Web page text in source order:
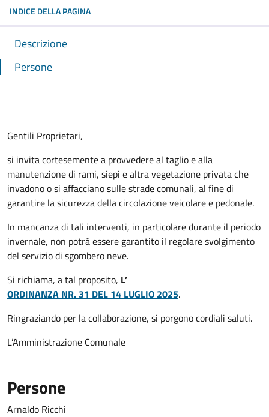
INDICE DELLA PAGINA
Descrizione
Persone
Gentili Proprietari,
si invita cortesemente a provvedere al taglio e alla
manutenzione di rami, siepi e altra vegetazione privata che
invadono o si affacciano sulle strade comunali, al fine di
garantire la sicurezza della circolazione veicolare e pedonale.
In mancanza di tali interventi, in particolare durante il periodo
invernale, non potrà essere garantito il regolare svolgimento
del servizio di sgombero neve.
Si richiama, a tal proposito, L’
ORDINANZA NR. 31 DEL 14 LUGLIO 2025.
Ringraziando per la collaborazione, si porgono cordiali saluti.
L’Amministrazione Comunale
Persone
Arnaldo Ricchi